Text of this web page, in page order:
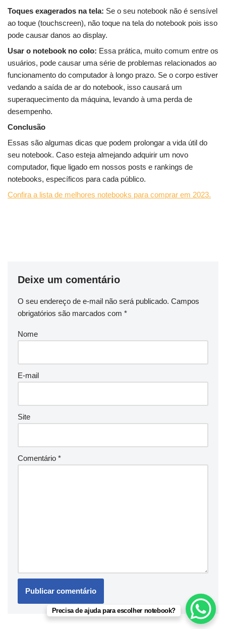
Toques exagerados na tela: Se o seu notebook não é sensível
ao toque (touchscreen), não toque na tela do notebook pois isso
pode causar danos ao display.
Usar o notebook no colo: Essa prática, muito comum entre os
usuários, pode causar uma série de problemas relacionados ao
funcionamento do computador à longo prazo. Se o corpo estiver
vedando a saída de ar do notebook, isso causará um
superaquecimento da máquina, levando à uma perda de
desempenho.
Conclusão
Essas são algumas dicas que podem prolongar a vida útil do
seu notebook. Caso esteja almejando adquirir um novo
computador, fique ligado em nossos posts e rankings de
notebooks, específicos para cada público.
Confira a lista de melhores notebooks para comprar em 2023.
Deixe um comentário
O seu endereço de e-mail não será publicado. Campos
obrigatórios são marcados com *
Nome
E-mail
Site
Comentário *
Precisa de ajuda para escolher notebook?